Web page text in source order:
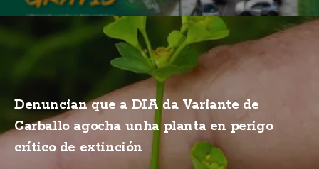
Denuncian que a DIA da Variante de
Carballo agocha unha planta en perigo
crítico de extinción